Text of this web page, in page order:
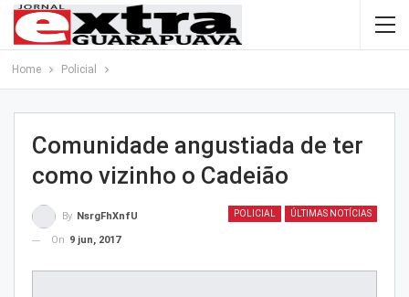
Home Policial
Comunidade angustiada de ter
como vizinho o Cadeião
POLICIAL ÚLTIMAS NOTÍCIAS
By NsrgFhXnfU
On 9 jun, 2017